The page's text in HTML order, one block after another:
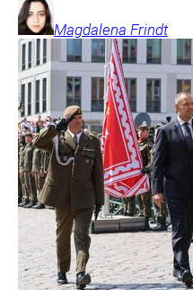
Magdalena Frindt